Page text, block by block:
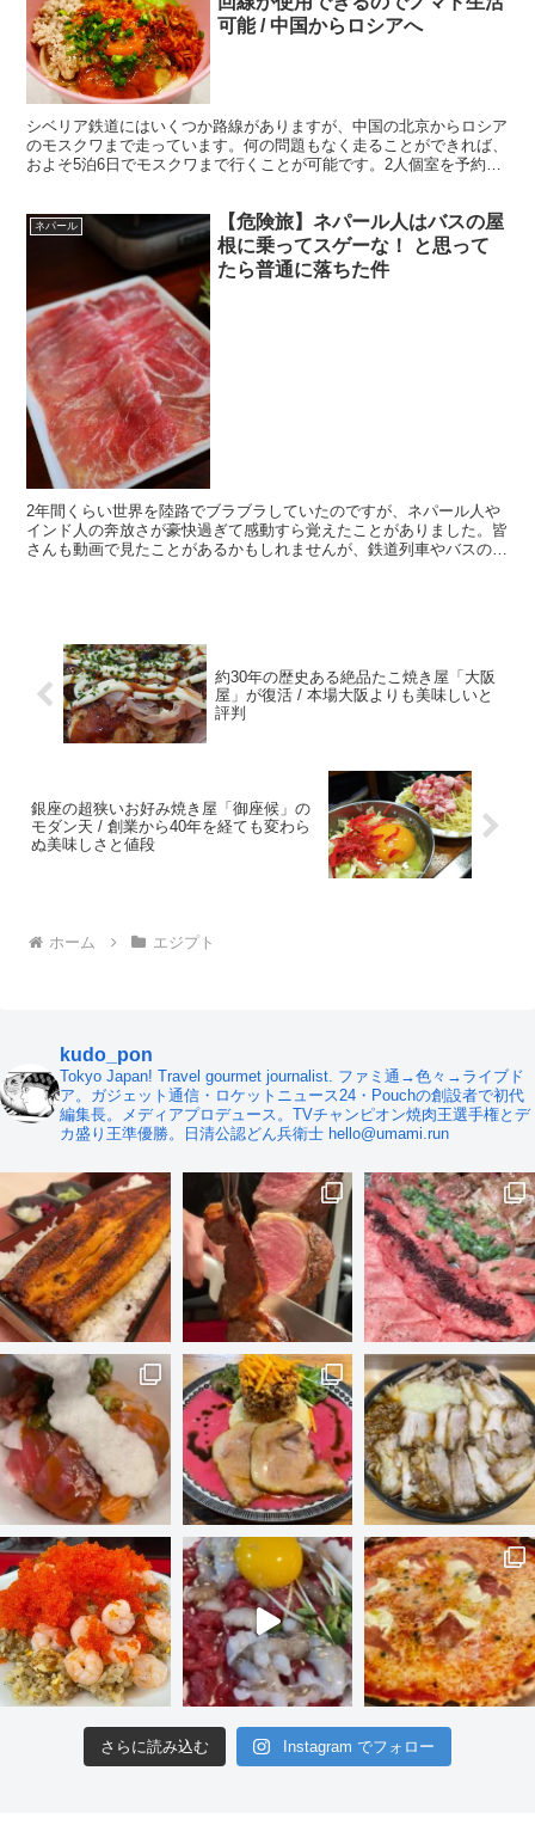
可能 / 中国からロシアへ
シベリア鉄道にはいくつか路線がありますが、中国の北京からロシア
のモスクワまで走っています。何の問題もなく走ることができれば、
およそ5泊6日でモスクワまで行くことが可能です。2人個室を予約す
ネパール
【危険旅】ネパール人はバスの屋
根に乗ってスゲーな！ と思って
たら普通に落ちた件
2年間くらい世界を陸路でブラブラしていたのですが、ネパール人や
インド人の奔放さが豪快過ぎて感動すら覚えたことがありました。皆
さんも動画で見たことがあるかもしれませんが、鉄道列車やバスの屋
約30年の歴史ある絶品たこ焼き屋「大阪
屋」が復活 / 本場大阪よりも美味しいと
評判
銀座の超狭いお好み焼き屋「御座候」の
モダン天 / 創業から40年を経ても変わら
ぬ美味しさと値段
ホーム エジプト
kudo_pon
Tokyo Japan! Travel gourmet journalist. ファミ通→色々→ライブド
ア。ガジェット通信・ロケットニュース24・Pouchの創設者で初代
編集長。メディアプロデュース。TVチャンピオン焼肉王選手権とデ
カ盛り王準優勝。日清公認どん兵衛士 hello@umami.run
さらに読み込む Instagram でフォロー